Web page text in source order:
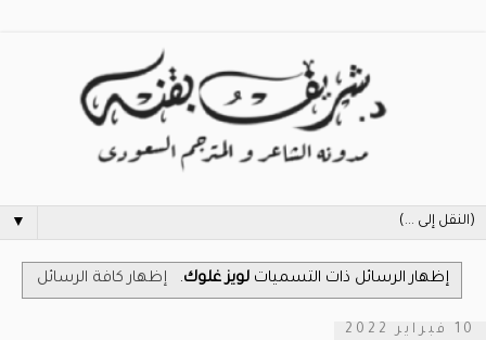
▼
‏إظهار الرسائل ذات التسمياتلويز غلوك. إظهار كافة الرسائل
10 فبراير 2022